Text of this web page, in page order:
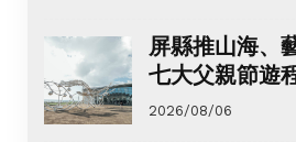
屏縣推山海、
七大父親節遊
2026/08/06